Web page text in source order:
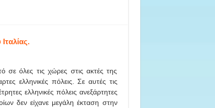
σε όλες τις χώρες στις ακτές της
ελληνικές πόλεις. Σε αυτές τις
ελληνικές πόλεις ανεξάρτητες
δεν είχανε μεγάλη έκταση στην